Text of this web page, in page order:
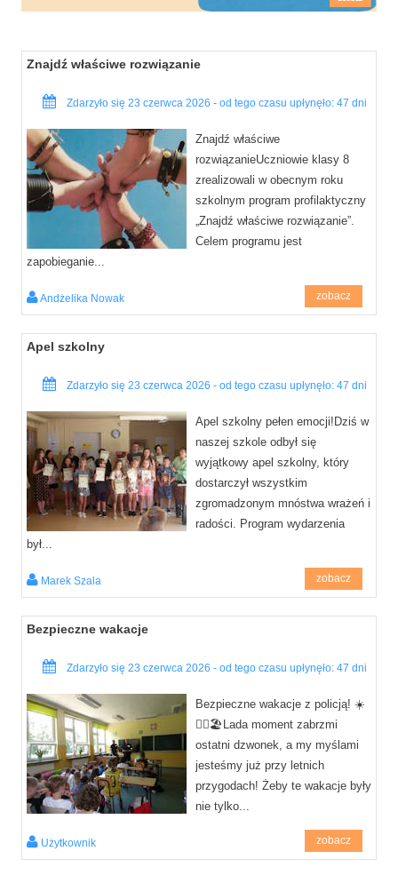
Znajdź właściwe rozwiązanie
Zdarzyło się 23 czerwca 2026 - od tego czasu upłynęło: 47 dni
Znajdź właściwe
rozwiązanieUczniowie klasy 8
zrealizowali w obecnym roku
szkolnym program profilaktyczny
„Znajdź właściwe rozwiązanie”.
Celem programu jest
zapobieganie...
zobacz
Andżelika Nowak
Apel szkolny
Zdarzyło się 23 czerwca 2026 - od tego czasu upłynęło: 47 dni
Apel szkolny pełen emocji!Dziś w
naszej szkole odbył się
wyjątkowy apel szkolny, który
dostarczył wszystkim
zgromadzonym mnóstwa wrażeń i
radości. Program wydarzenia
był...
zobacz
Marek Szala
Bezpieczne wakacje
Zdarzyło się 23 czerwca 2026 - od tego czasu upłynęło: 47 dni
Bezpieczne wakacje z policją! ☀️
👮‍♂️🏖️Lada moment zabrzmi
ostatni dzwonek, a my myślami
jesteśmy już przy letnich
przygodach! Żeby te wakacje były
nie tylko...
zobacz
Użytkownik